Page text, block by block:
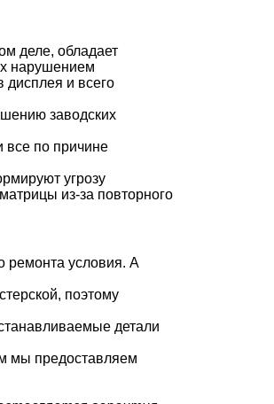
деле, обладает
нарушением
дисплея и всего
заводских
все по причине
угрозу
из-за повторного
ремонта условия. А
поэтому
детали
мы предоставляем